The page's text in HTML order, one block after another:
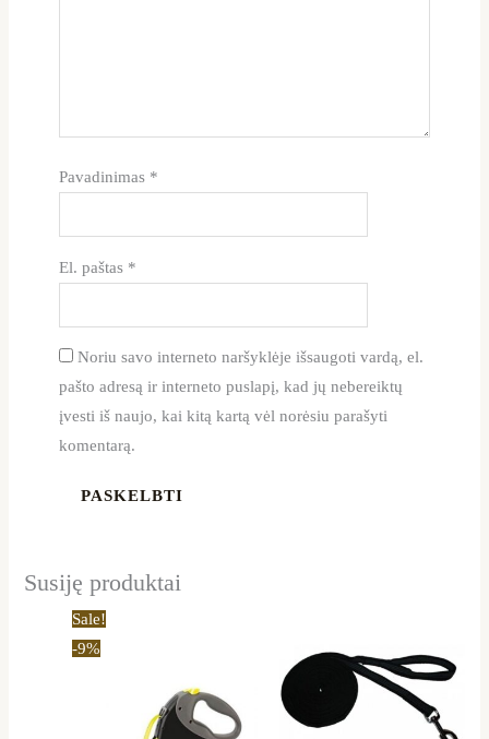
Pavadinimas *
El. paštas *
Noriu savo interneto naršyklėje išsaugoti vardą, el.
pašto adresą ir interneto puslapį, kad jų nebereiktų
įvesti iš naujo, kai kitą kartą vėl norėsiu parašyti
komentarą.
Susiję produktai
Sale!
-9%
19,99 €
through
26,99 €
has
multiple